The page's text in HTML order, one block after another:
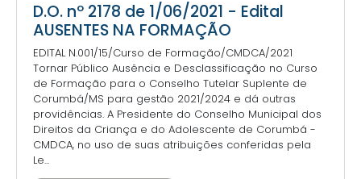
D.O. nº 2178 de 1/06/2021 - Edital
AUSENTES NA FORMAÇÃO
EDITAL N.001/15/Curso de Formação/CMDCA/2021
Tornar Público Ausência e Desclassificação no Curso
de Formação para o Conselho Tutelar Suplente de
Corumbá/MS para gestão 2021/2024 e dá outras
providências. A Presidente do Conselho Municipal dos
Direitos da Criança e do Adolescente de Corumbá -
CMDCA, no uso de suas atribuições conferidas pela
Le...